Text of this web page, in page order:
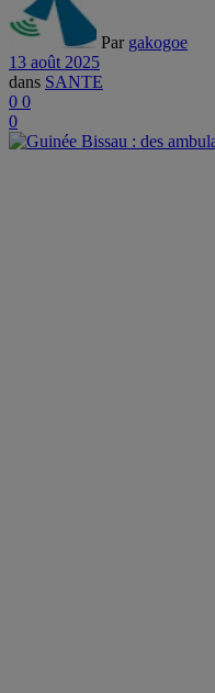
Par gakogoe
13 août 2025
dans SANTE
0 0
0